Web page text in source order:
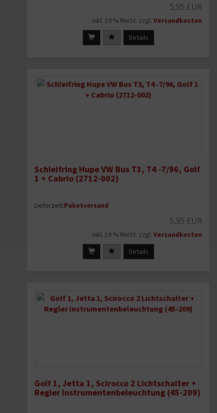
5,95 EUR
inkl. 19 % MwSt. zzgl. Versandkosten
Details
Schleifring Hupe VW Bus T3, T4 -7/96, Golf
1 + Cabrio (2712-002)
Lieferzeit:Paketversand
5,95 EUR
inkl. 19 % MwSt. zzgl. Versandkosten
Details
Golf 1, Jetta 1, Scirocco 2 Lichtschalter +
Regler Instrumentenbeleuchtung (45-209)